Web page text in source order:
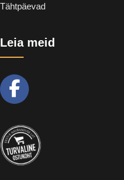
Tähtpäevad
Leia meid